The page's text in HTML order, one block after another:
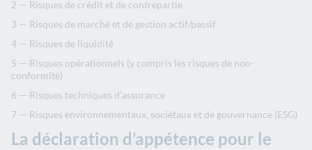
Risques de crédit et de contrepartie
Risques de marché et de gestion actif/passif
Risques de liquidité
Risques opérationnels (y compris les risques de non-
conformité)
Risques techniques d’assurance
Risques environnementaux, sociétaux et de gouvernance (ESG)
La déclaration d’appétence pour le